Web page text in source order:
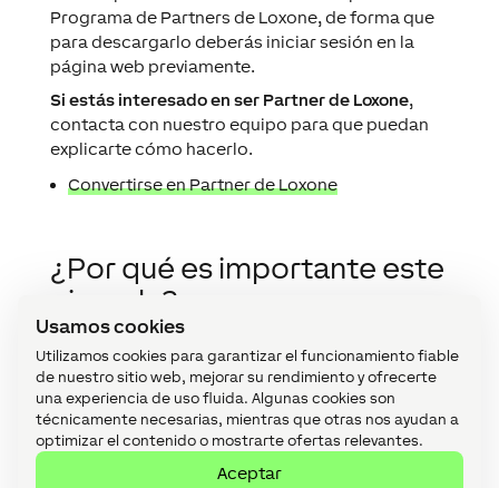
Usamos cookies
Utilizamos cookies para garantizar el funcionamiento fiable
de nuestro sitio web, mejorar su rendimiento y ofrecerte
una experiencia de uso fluida. Algunas cookies son
técnicamente necesarias, mientras que otras nos ayudan a
optimizar el contenido o mostrarte ofertas relevantes.
Aceptar
Programa de Partners de Loxone, de forma que
para descargarlo deberás iniciar sesión en la
página web previamente.
Si estás interesado en ser Partner de Loxone,
contacta con nuestro equipo para que puedan
explicarte cómo hacerlo.
Convertirse en Partner de Loxone
¿Por qué es importante este
ejemplo?
Automatizar la iluminación de la escalera, en
especial iluminación indirecta, es un elemento
de diseño atractivo con un fondo práctico. La
buena iluminación de la escalera minimiza el
riesgo de accidentes.
Las tiras LED de Loxone son particularmente